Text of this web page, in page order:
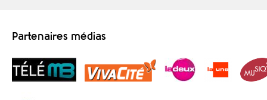
Partenaires médias